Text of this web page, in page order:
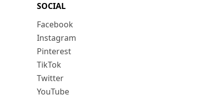
SOCIAL
Facebook
Instagram
Pinterest
TikTok
Twitter
YouTube